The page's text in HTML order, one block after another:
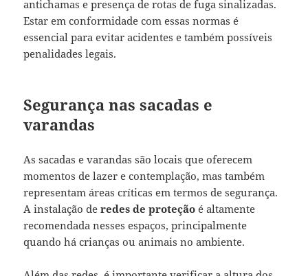
antichamas e presença de rotas de fuga sinalizadas.
Estar em conformidade com essas normas é
essencial para evitar acidentes e também possíveis
penalidades legais.
Segurança nas sacadas e
varandas
As sacadas e varandas são locais que oferecem
momentos de lazer e contemplação, mas também
representam áreas críticas em termos de segurança.
A instalação deredes de proteção é altamente
recomendada nesses espaços, principalmente
quando há crianças ou animais no ambiente.